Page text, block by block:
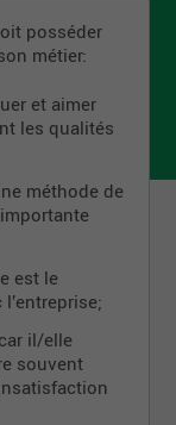
posséder
métier:
et aimer
les qualités
méthode de
est le
il/elle
souvent